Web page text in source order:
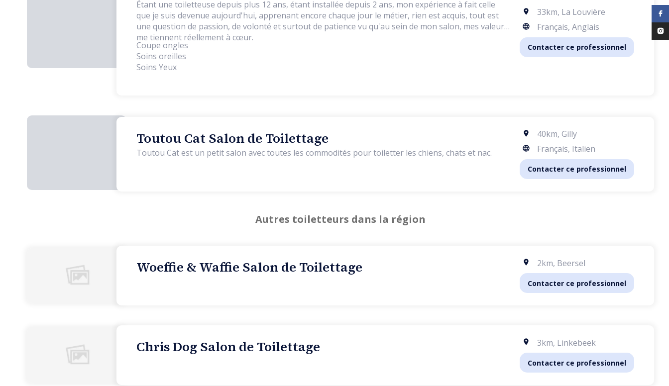
Étant une toiletteuse depuis plus 12 ans, étant installée depuis 2 ans, mon expérience à fait celle
que je suis devenue aujourd'hui, apprenant encore chaque jour le métier, rien est acquis, tout est
une question de passion, de volonté et surtout de patience vu qu'au sein de mon salon, mes valeurs
me tiennent réellement à cœur.
Coupe ongles
Soins oreilles
Soins Yeux
33km, La Louvière
Français, Anglais
Contacter ce professionnel
Toutou Cat Salon de Toilettage
Toutou Cat est un petit salon avec toutes les commodités pour toiletter les chiens, chats et nac.
40km, Gilly
Français, Italien
Contacter ce professionnel
Autres toiletteurs dans la région
Woeffie & Waffie Salon de Toilettage 2km, Beersel
Contacter ce professionnel
Chris Dog Salon de Toilettage 3km, Linkebeek
Contacter ce professionnel